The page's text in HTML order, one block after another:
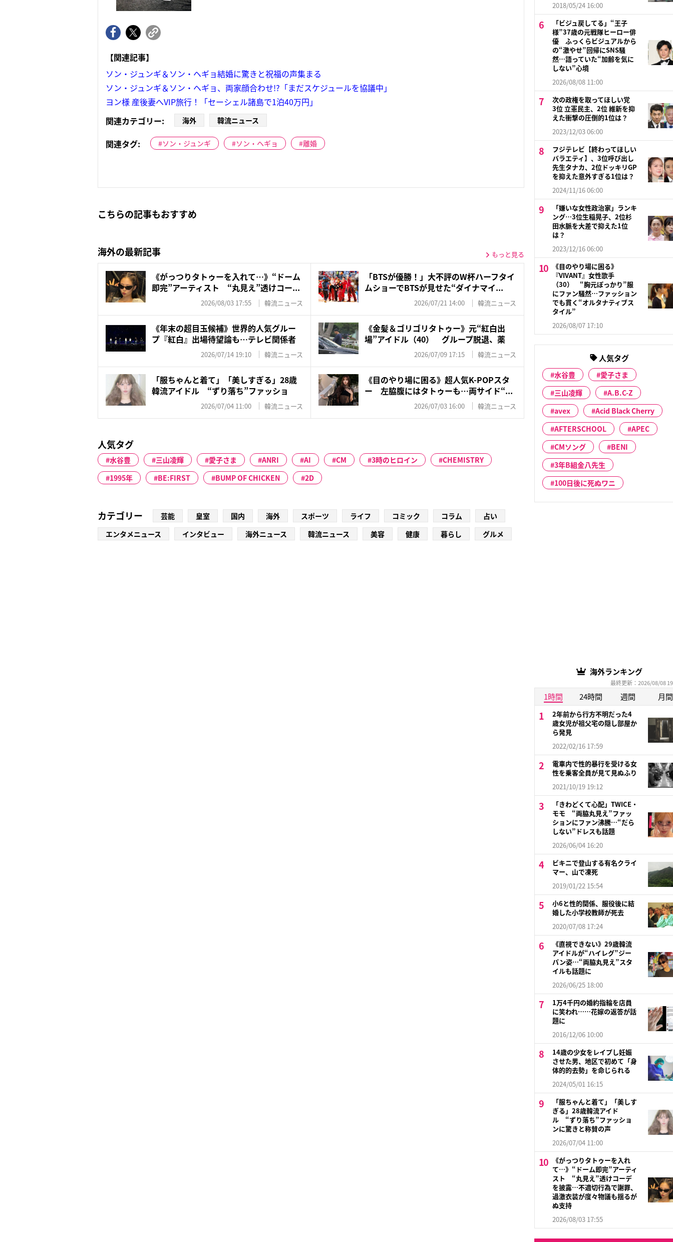
【関連記事】
ソン・ジュンギ＆ソン・ヘギョ結婚に驚きと祝福の声集まる
ソン・ジュンギ＆ソン・ヘギョ、両家顔合わせ!?「まだスケジュールを協議中」
ヨン様 産後妻へVIP旅行！「セーシェル諸島で1泊40万円」
関連カテゴリー:
海外 韓流ニュース
関連タグ: ソン・ジュンギ ソン・ヘギョ 離婚
こちらの記事もおすすめ
海外の最新記事 もっと見る
《がっつりタトゥーを入れて…》“ドーム
即完”アーティスト “丸見え”透けコー...
2026/08/03 17:55 韓流ニュース
「BTSが優勝！」大不評のW杯ハーフタイ
ムショーでBTSが見せた“ダイナマイ...
2026/07/21 14:00 韓流ニュース
《年末の超目玉候補》世界的人気グルー
プ『紅白』出場待望論も…テレビ関係者
2026/07/14 19:10 韓流ニュース
《金髪＆ゴリゴリタトゥー》元“紅白出
場”アイドル（40） グループ脱退、薬
2026/07/09 17:15 韓流ニュース
「服ちゃんと着て」「美しすぎる」28歳
韓流アイドル “ずり落ち”ファッショ
2026/07/04 11:00 韓流ニュース
《目のやり場に困る》超人気K-POPスタ
ー 左脇腹にはタトゥーも…両サイド“...
2026/07/03 16:00 韓流ニュース
人気タグ
水谷豊 三山凌輝 愛子さま ANRI AI CM 3時のヒロイン
CHEMISTRY
1995年
BE:FIRST BUMP OF CHICKEN 2D
カテゴリー 芸能 皇室 国内 海外 スポーツ ライフ コミック コラム
占い
エンタメニュース
インタビュー 海外ニュース 韓流ニュース 美容 健康 暮らし グルメ
2018/05/24 16:00
「ビジュ戻してる」“王子
様”37歳の元戦隊ヒーロー俳
優 ふっくらビジュアルから
の“激やせ”回帰にSNS騒
然…語っていた“加齢を気に
しない”心境
2026/08/08 11:00
次の政権を取ってほしい党
3位 立憲民主、2位 維新を抑
えた衝撃の圧倒的1位は？
2023/12/03 06:00
フジテレビ【終わってほしい
バラエティ】、3位呼び出し
先生タナカ、2位ドッキリGP
を抑えた意外すぎる1位は？
2024/11/16 06:00
「嫌いな女性政治家」ランキ
ング…3位生稲晃子、2位杉
田水脈を大差で抑えた1位
は？
2023/12/16 06:00
《目のやり場に困る》
『VIVANT』女性歌手
（30） “胸元ぽっかり”服
にファン騒然…ファッション
でも貫く“オルタナティブス
タイル”
2026/08/07 17:10
人気タグ
水谷豊
愛子さま
三山凌輝
A.B.C-Z
avex
Acid Black Cherry
AFTERSCHOOL
APEC
CMソング
BENI
3年B組金八先生
100日後に死ぬワニ
海外ランキング
最終更新：2026/08/08
1時間 24時間 週間 月間
2年前から行方不明だった4
歳女児が祖父宅の隠し部屋か
ら発見
2022/02/16 17:59
電車内で性的暴行を受ける女
性を乗客全員が見て見ぬふり
2021/10/19 19:12
「きわどくて心配」TWICE・
モモ “両脇丸見え”ファッ
ションにファン沸騰…“だら
しない”ドレスも話題
2026/06/04 16:20
ビキニで登山する有名クライ
マー、山で凍死
2019/01/22 15:54
小6と性的関係、服役後に結
婚した小学校教師が死去
2020/07/08 17:24
《直視できない》29歳韓流
アイドルが“ハイレグ”ジー
パン姿…“両脇丸見え”スタ
イルも話題に
2026/06/25 18:00
1万4千円の婚約指輪を店員
に笑われ……花嫁の返答が話
題に
2016/12/06 10:00
14歳の少女をレイプし妊娠
させた男、地区で初めて「身
体的的去勢」を命じられる
2024/05/01 16:15
「服ちゃんと着て」「美しす
ぎる」28歳韓流アイド
ル “ずり落ち”ファッショ
ンに驚きと称賛の声
2026/07/04 11:00
《がっつりタトゥーを入れ
て…》“ドーム即完”アーティ
スト “丸見え”透けコーデ
を披露…不適切行為で謝罪、
過激衣装が度々物議も揺るが
ぬ支持
2026/08/03 17:55